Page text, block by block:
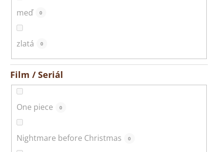
meď 0
zlatá 0
Film / Seriál
One piece 0
Nightmare before Christmas 0